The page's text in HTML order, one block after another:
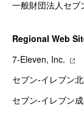
一般財団法人セブ
Regional Web
7‐Eleven, Inc.
セブン‐イレブン
セブン‐イレブン